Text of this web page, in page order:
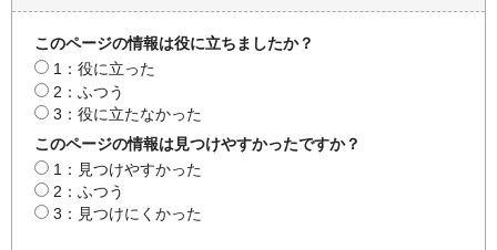
このページの情報は役に立ちましたか？
1：役に立った
2：ふつう
3：役に立たなかった
このページの情報は見つけやすかったですか？
1：見つけやすかった
2：ふつう
3：見つけにくかった